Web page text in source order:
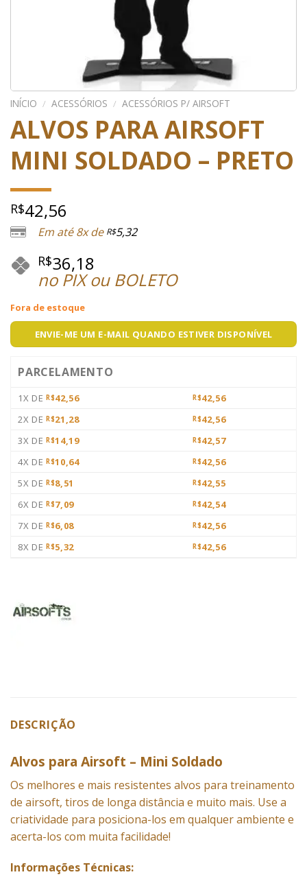
INÍCIO / ACESSÓRIOS / ACESSÓRIOS P/ AIRSOFT
ALVOS PARA AIRSOFT
MINI SOLDADO – PRETO
R$42,56
Em até 8x de R$5,32
R$36,18
no PIX ou BOLETO
Fora de estoque
ENVIE-ME UM E-MAIL QUANDO ESTIVER DISPONÍVEL
PARCELAMENTO
1X DE R$42,56 R$42,56
2X DE R$21,28 R$42,56
3X DE R$14,19 R$42,57
4X DE R$10,64 R$42,56
5X DE R$8,51 R$42,55
6X DE R$7,09 R$42,54
7X DE R$6,08 R$42,56
8X DE R$5,32 R$42,56
DESCRIÇÃO
Alvos para Airsoft – Mini Soldado
Os melhores e mais resistentes alvos para treinamento
de airsoft, tiros de longa distância e muito mais. Use a
criatividade para posiciona-los em qualquer ambiente e
acerta-los com muita facilidade!
Informações Técnicas: